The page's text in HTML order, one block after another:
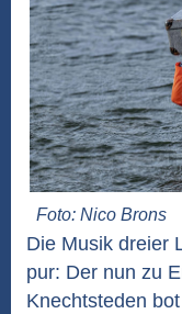
Foto: Nico Brons
Die Musik dreier
pur: Der nun zu
Knechtsteden